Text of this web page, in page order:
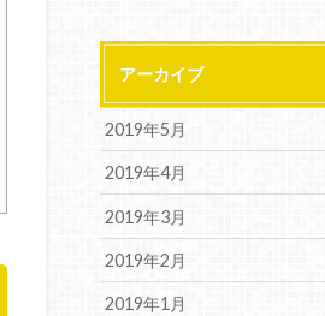
アーカイブ
2019年5月
2019年4月
2019年3月
2019年2月
2019年1月